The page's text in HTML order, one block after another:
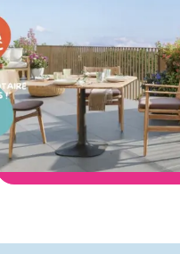
du T2 au T4
000 €
neufsà
trimestre 2028
:Lancement
réduite,Dispositif
Demande de